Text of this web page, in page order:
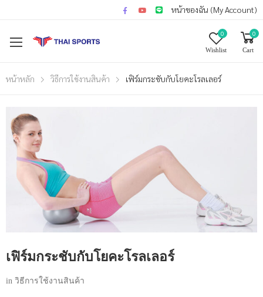
หน้าของฉัน (My Account)
0
Wishlist
0
Cart
หน้าหลัก วิธีการใช้งานสินค้า เฟิร์มกระชับกับโยคะโรลเลอร์
เฟิร์มกระชับกับโยคะโรลเลอร์
in วิธีการใช้งานสินค้า